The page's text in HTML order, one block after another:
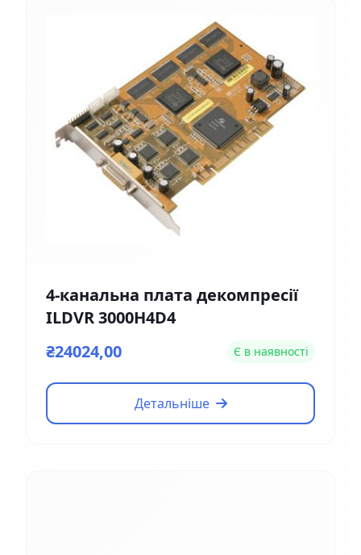
4-канальна плата декомпресії
ILDVR 3000H4D4
₴24024,00
Є в наявності
Детальніше